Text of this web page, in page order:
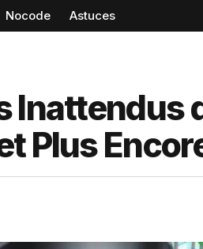
Nocode Astuces
Plus